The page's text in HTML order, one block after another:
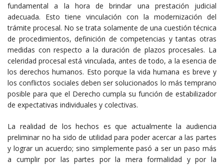
fundamental a la hora de brindar una prestación judicial
adecuada. Esto tiene vinculación con la modernización del
trámite procesal. No se trata solamente de una cuestión técnica
de procedimientos, definición de competencias y tantas otras
medidas con respecto a la duración de plazos procesales. La
celeridad procesal está vinculada, antes de todo, a la esencia de
los derechos humanos. Esto porque la vida humana es breve y
los conflictos sociales deben ser solucionados lo más temprano
posible para que el Derecho cumpla su función de estabilizador
de expectativas individuales y colectivas.
La realidad de los hechos es que actualmente la audiencia
preliminar no ha sido de utilidad para poder acercar a las partes
y lograr un acuerdo; sino simplemente pasó a ser un paso más
a cumplir por las partes por la mera formalidad y por la